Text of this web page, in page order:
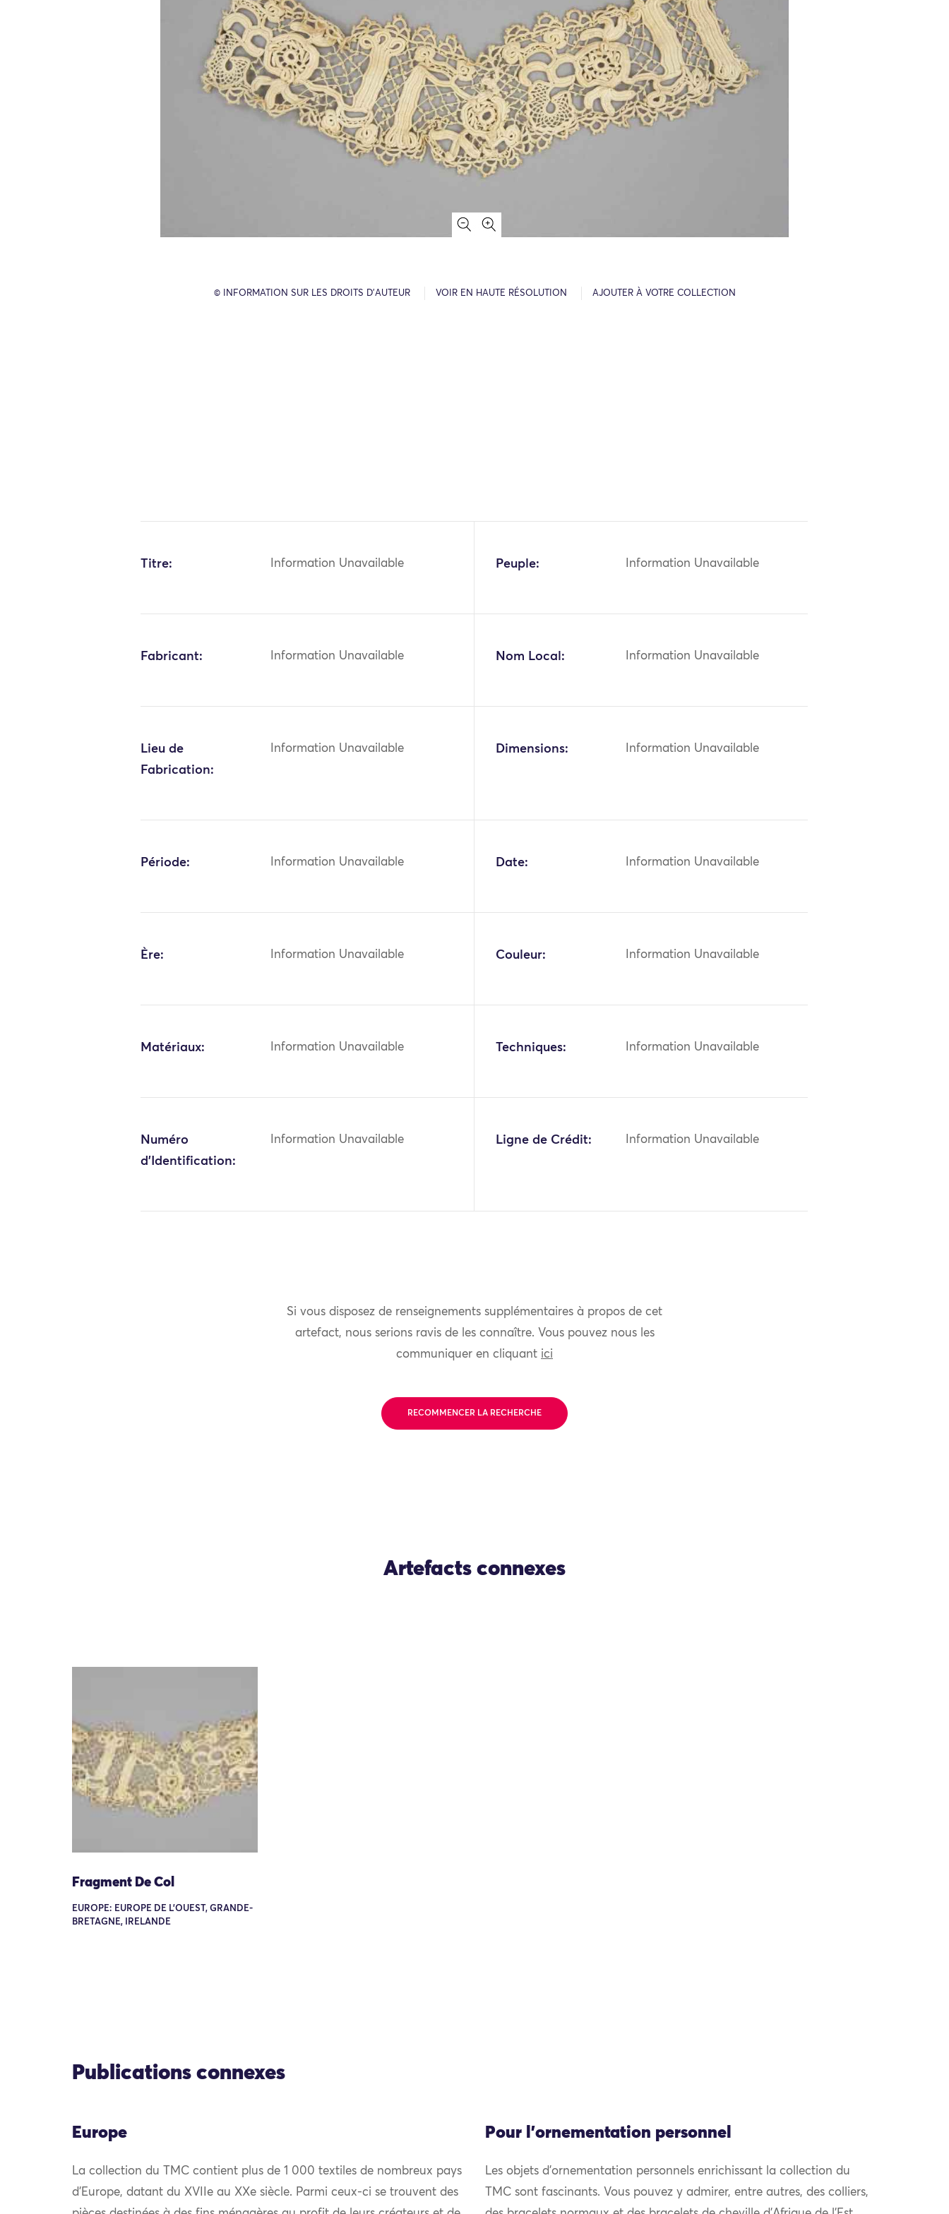
© INFORMATION SUR LES DROITS D’AUTEUR VOIR EN HAUTE RÉSOLUTION AJOUTER À VOTRE COLLECTION
Titre: Information Unavailable Peuple: Information Unavailable
Fabricant: Information Unavailable Nom Local: Information Unavailable
Lieu de
Fabrication:
Information Unavailable Dimensions: Information Unavailable
Période: Information Unavailable Date: Information Unavailable
Ère: Information Unavailable Couleur: Information Unavailable
Matériaux: Information Unavailable Techniques: Information Unavailable
Numéro
d'Identification:
Information Unavailable Ligne de Crédit: Information Unavailable
Si vous disposez de renseignements supplémentaires à propos de cet
artefact, nous serions ravis de les connaître. Vous pouvez nous les
communiquer en cliquant ici
RECOMMENCER LA RECHERCHE
Artefacts connexes
Fragment De Col
EUROPE: EUROPE DE L'OUEST, GRANDE-
BRETAGNE, IRELANDE
Publications connexes
Europe
La collection du TMC contient plus de 1 000 textiles de nombreux pays
d’Europe, datant du XVIIe au XXe siècle. Parmi ceux-ci se trouvent des
Pour l'ornementation personnel
Les objets d’ornementation personnels enrichissant la collection du
TMC sont fascinants. Vous pouvez y admirer, entre autres, des colliers,